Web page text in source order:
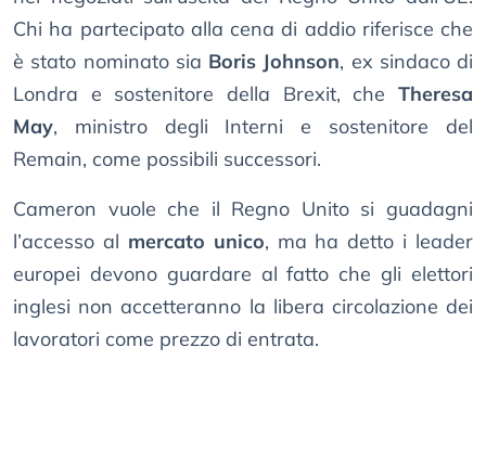
Chi ha partecipato alla cena di addio riferisce che
è stato nominato sia Boris Johnson, ex sindaco di
Londra e sostenitore della Brexit, che Theresa
May, ministro degli Interni e sostenitore del
Remain, come possibili successori.
Cameron vuole che il Regno Unito si guadagni
l’accesso al mercato unico, ma ha detto i leader
europei devono guardare al fatto che gli elettori
inglesi non accetteranno la libera circolazione dei
lavoratori come prezzo di entrata.